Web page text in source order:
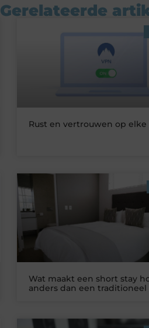
Gerelateerde
Rust en vertrouwen op elke
Wat maakt een short stay
anders dan een traditioneel